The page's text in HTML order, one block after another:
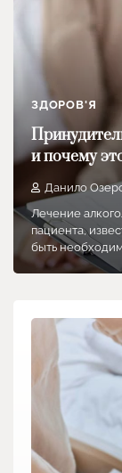
ЗДОРОВ'Я
и почему
Данило
Лечение
пациента,
быть